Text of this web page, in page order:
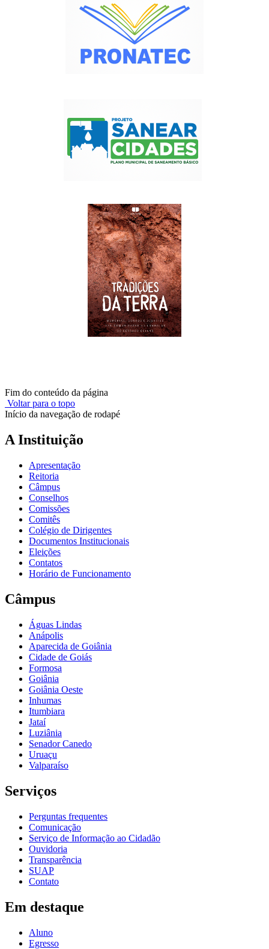
Fim do conteúdo da página
Voltar para o topo
Início da navegação de rodapé
A Instituição
Apresentação
Reitoria
Câmpus
Conselhos
Comissões
Comitês
Colégio de Dirigentes
Documentos Institucionais
Eleições
Contatos
Horário de Funcionamento
Câmpus
Águas Lindas
Anápolis
Aparecida de Goiânia
Cidade de Goiás
Formosa
Goiânia
Goiânia Oeste
Inhumas
Itumbiara
Jataí
Luziânia
Senador Canedo
Uruaçu
Valparaíso
Serviços
Perguntas frequentes
Comunicação
Serviço de Informação ao Cidadão
Ouvidoria
Transparência
SUAP
Contato
Em destaque
Aluno
Egresso